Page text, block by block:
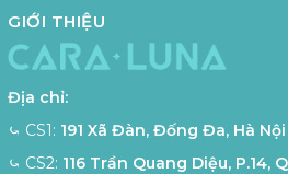
tặng thường được ví như là một
gắn kết và lời chúc tốt đẹp dành
GIỚI THIỆU
Địa chỉ:
⤿ CS1: 191 Xã Đàn, Đống Đa, Hà Nội
⤿ CS2: 116 Trần Quang Diệu, P.14,